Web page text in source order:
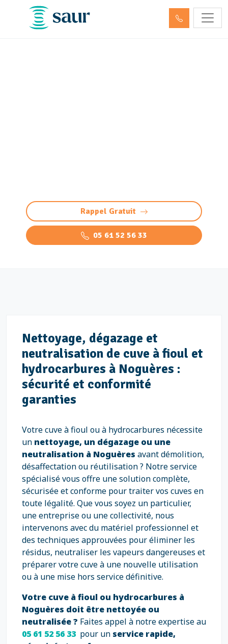
Rappel Gratuit
05 61 52 56 33
Nettoyage, dégazage et
neutralisation de cuve à fioul et
hydrocarbures à Noguères :
sécurité et conformité
garanties
Votre cuve à fioul ou à hydrocarbures nécessite
un nettoyage, un dégazage ou une
neutralisation à Noguères avant démolition,
désaffectation ou réutilisation ? Notre service
spécialisé vous offre une solution complète,
sécurisée et conforme pour traiter vos cuves en
toute légalité. Que vous soyez un particulier,
une entreprise ou une collectivité, nous
intervenons avec du matériel professionnel et
des techniques approuvées pour éliminer les
résidus, neutraliser les vapeurs dangereuses et
préparer votre cuve à une nouvelle utilisation
ou à une mise hors service définitive.
Votre cuve à fioul ou hydrocarbures à
Noguères doit être nettoyée ou
neutralisée ? Faites appel à notre expertise au
05 61 52 56 33 pour un service rapide,